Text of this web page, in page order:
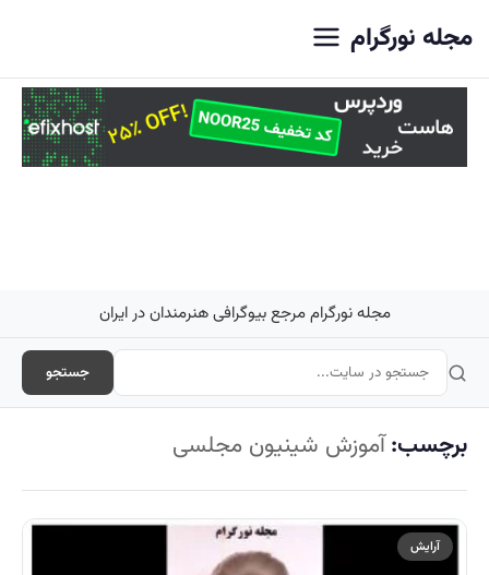
مجله نورگرام
مجله نورگرام مرجع بیوگرافی هنرمندان در ایران
جستجو
برچسب:آموزش شینیون مجلسی
آرایش